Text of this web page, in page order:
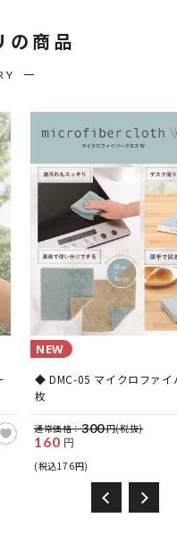
の商品
NEW
◆ DMC-05 マイクロファイ
枚
通常価格：300円(税抜)
160 円
(税込176円)